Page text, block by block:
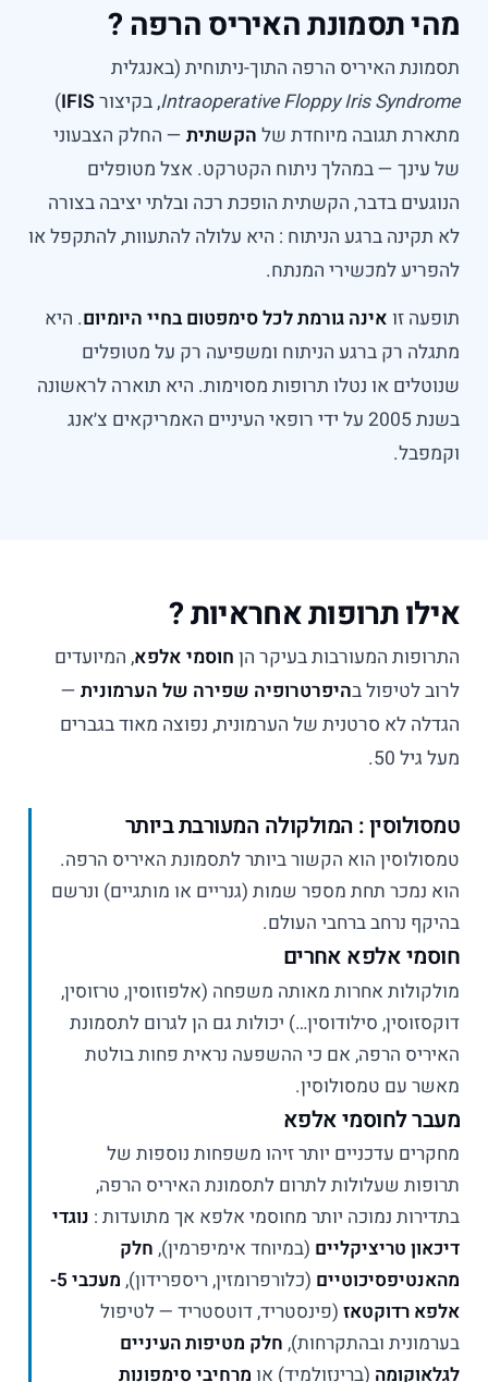
מהי תסמונת האיריס הרפה ?
תסמונת האיריס הרפה התוך-ניתוחית (באנגלית
Intraoperative Floppy Iris Syndrome, בקיצור IFIS
)
מתארת תגובה מיוחדת של הקשתית— החלק הצבעוני
של עינך — במהלך ניתוח הקטרקט. אצל מטופלים
הנוגעים בדבר, הקשתית הופכת רכה ובלתי יציבה בצורה
לא תקינה ברגע הניתוח : היא עלולה להתעוות, להתקפל או
להפריע למכשירי המנתח.
תופעה זו אינה גורמת לכל סימפטום בחיי היומיום. היא
מתגלה רק ברגע הניתוח ומשפיעה רק על מטופלים
שנוטלים או נטלו תרופות מסוימות. היא תוארה לראשונה
בשנת 2005 על ידי רופאי העיניים האמריקאים צ׳אנג
וקמפבל.
אילו תרופות אחראיות ?
התרופות המעורבות בעיקר הן חוסמי אלפא, המיועדים
לרוב לטיפול בהיפרטרופיה שפירה של הערמונית—
הגדלה לא סרטנית של הערמונית, נפוצה מאוד בגברים
מעל גיל 50.
טמסולוסין : המולקולה המעורבת ביותר
טמסולוסין הוא הקשור ביותר לתסמונת האיריס הרפה.
הוא נמכר תחת מספר שמות (גנריים או מותגיים) ונרשם
בהיקף נרחב ברחבי העולם.
חוסמי אלפא אחרים
מולקולות אחרות מאותה משפחה (אלפוזוסין, טרזוסין,
דוקסזוסין, סילודוסין…) יכולות גם הן לגרום לתסמונת
האיריס הרפה, אם כי ההשפעה נראית פחות בולטת
מאשר עם טמסולוסין.
מעבר לחוסמי אלפא
מחקרים עדכניים יותר זיהו משפחות נוספות של
תרופות שעלולות לתרום לתסמונת האיריס הרפה,
בתדירות נמוכה יותר מחוסמי אלפא אך מתועדות : נוגדי
דיכאון טריציקליים (במיוחד אימיפרמין), חלק
מהאנטיפסיכוטיים (כלורפרומזין, ריספרידון),
מעכבי 5-
אלפא רדוקטאז(פינסטריד, דוטסטריד — לטיפול
בערמונית ובהתקרחות), חלק מטיפות העיניים
לגלאוקומה (ברינזולמיד) או מרחיבי סימפונות